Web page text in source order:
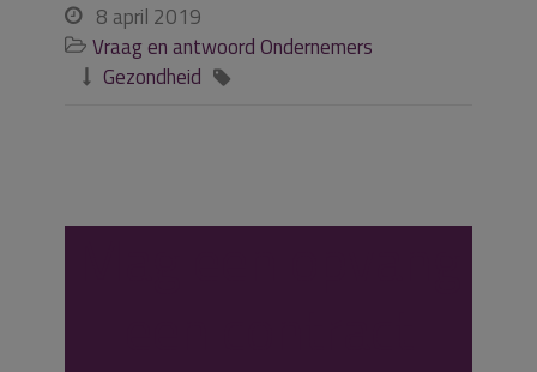
 8 april 2019
 Vraag en antwoord Ondernemers
 Gezondheid 